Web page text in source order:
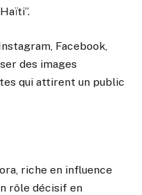
Facebook,
des images
qui attirent un public
riche en influence
rôle décisif en